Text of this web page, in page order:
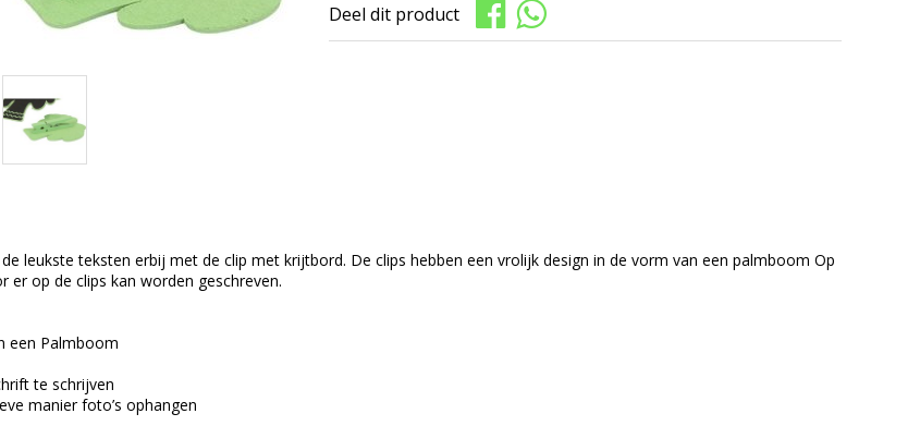
Deel dit product
leukste teksten erbij met de clip met krijtbord. De clips hebben een vrolijk design in de vorm van een palmboom Op
er op de clips kan worden geschreven.
een Palmboom
te schrijven
manier foto’s ophangen